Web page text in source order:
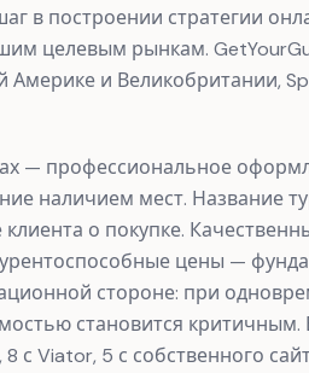
в построении стратегии
целевым рынкам.
Америке и Великобритании,
— профессиональное
наличием мест. Название
о покупке.
цены —
стороне: при
становится критичным.
с Viator, 5 с собственного